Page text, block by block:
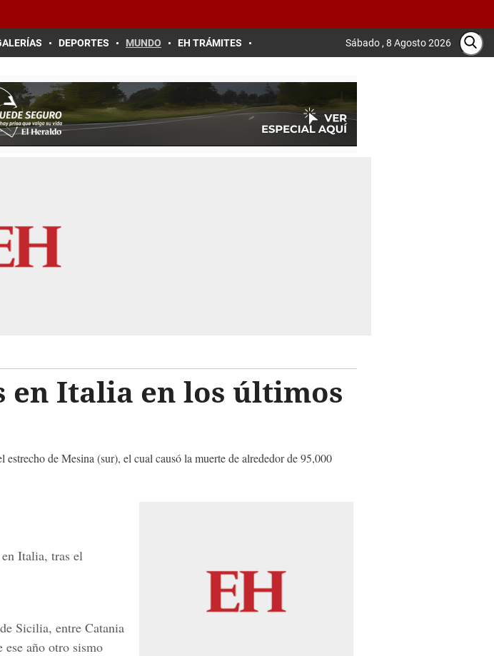
DEPORTES MUNDO EH TRÁMITES Sábado , 8 Agosto 2026
Italia en los últimos
de Mesina (sur), el cual causó la muerte de alrededor de 95,000
Italia, tras el
Sicilia, entre Catania
año otro sismo